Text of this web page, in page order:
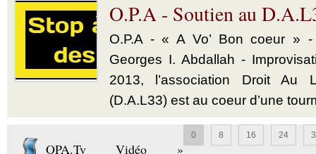
O.P.A - Soutien au
O.P.A - « A Vo’ Bon coeur »
Georges I. Abdallah -
2013, l’association Droit Au
(D.A.L33) est au coeur d’une
0 8 16 24
OPA.Tv Vidéo »